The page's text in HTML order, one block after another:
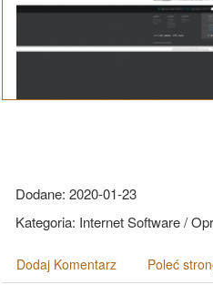
Dodane: 2020-01-23
Kategoria: Internet Software /
Dodaj Komentarz Poleć